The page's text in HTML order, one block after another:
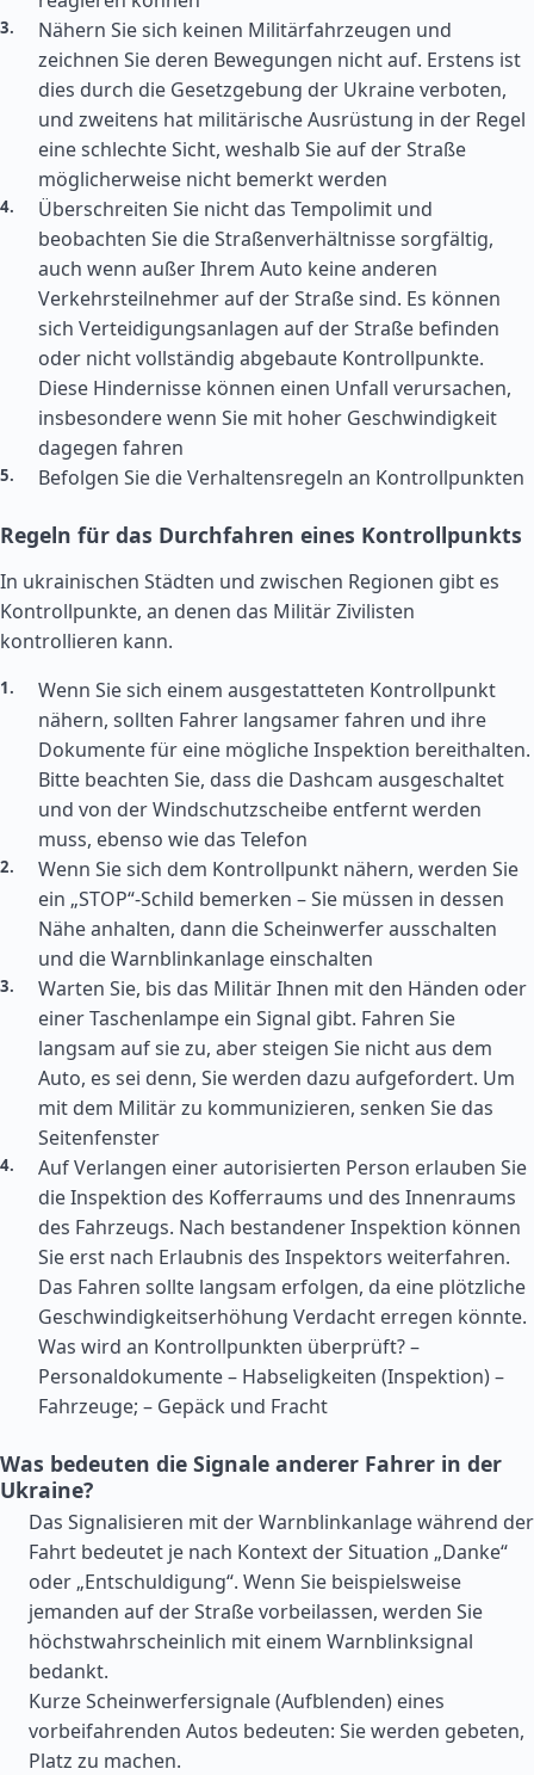
Nähern Sie sich keinen Militärfahrzeugen und
zeichnen Sie deren Bewegungen nicht auf. Erstens ist
dies durch die Gesetzgebung der Ukraine verboten,
und zweitens hat militärische Ausrüstung in der Regel
eine schlechte Sicht, weshalb Sie auf der Straße
möglicherweise nicht bemerkt werden
Überschreiten Sie nicht das Tempolimit und
beobachten Sie die Straßenverhältnisse sorgfältig,
auch wenn außer Ihrem Auto keine anderen
Verkehrsteilnehmer auf der Straße sind. Es können
sich Verteidigungsanlagen auf der Straße befinden
oder nicht vollständig abgebaute Kontrollpunkte.
Diese Hindernisse können einen Unfall verursachen,
insbesondere wenn Sie mit hoher Geschwindigkeit
dagegen fahren
Befolgen Sie die Verhaltensregeln an Kontrollpunkten
Regeln für das Durchfahren eines Kontrollpunkts
In ukrainischen Städten und zwischen Regionen gibt es
Kontrollpunkte, an denen das Militär Zivilisten
kontrollieren kann.
Wenn Sie sich einem ausgestatteten Kontrollpunkt
nähern, sollten Fahrer langsamer fahren und ihre
Dokumente für eine mögliche Inspektion bereithalten.
Bitte beachten Sie, dass die Dashcam ausgeschaltet
und von der Windschutzscheibe entfernt werden
muss, ebenso wie das Telefon
Wenn Sie sich dem Kontrollpunkt nähern, werden Sie
ein „STOP“-Schild bemerken – Sie müssen in dessen
Nähe anhalten, dann die Scheinwerfer ausschalten
und die Warnblinkanlage einschalten
Warten Sie, bis das Militär Ihnen mit den Händen oder
einer Taschenlampe ein Signal gibt. Fahren Sie
langsam auf sie zu, aber steigen Sie nicht aus dem
Auto, es sei denn, Sie werden dazu aufgefordert. Um
mit dem Militär zu kommunizieren, senken Sie das
Seitenfenster
Auf Verlangen einer autorisierten Person erlauben Sie
die Inspektion des Kofferraums und des Innenraums
des Fahrzeugs. Nach bestandener Inspektion können
Sie erst nach Erlaubnis des Inspektors weiterfahren.
Das Fahren sollte langsam erfolgen, da eine plötzliche
Geschwindigkeitserhöhung Verdacht erregen könnte.
Was wird an Kontrollpunkten überprüft? –
Personaldokumente – Habseligkeiten (Inspektion) –
Fahrzeuge; – Gepäck und Fracht
Was bedeuten die Signale anderer Fahrer in der
Ukraine?
Das Signalisieren mit der Warnblinkanlage während der
Fahrt bedeutet je nach Kontext der Situation „Danke“
oder „Entschuldigung“. Wenn Sie beispielsweise
jemanden auf der Straße vorbeilassen, werden Sie
höchstwahrscheinlich mit einem Warnblinksignal
bedankt.
Kurze Scheinwerfersignale (Aufblenden) eines
vorbeifahrenden Autos bedeuten: Sie werden gebeten,
Platz zu machen.